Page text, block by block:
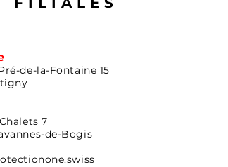
de-la-Fontaine 15
7
de-Bogis